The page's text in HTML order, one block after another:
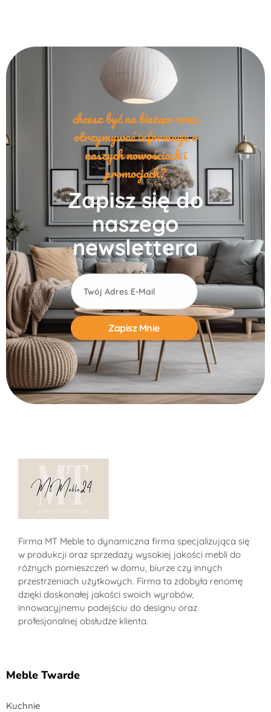
chcesz być na bieżąco oraz
otrzymywać informacje o
naszych nowościach i
promocjach?
Zapisz się do
naszego
newslettera
Alternative:
Firma MT Meble to dynamiczna firma specjalizująca się
w produkcji oraz sprzedaży wysokiej jakości mebli do
różnych pomieszczeń w domu, biurze czy innych
przestrzeniach użytkowych. Firma ta zdobyła renomę
dzięki doskonałej jakości swoich wyrobów,
innowacyjnemu podejściu do designu oraz
profesjonalnej obsłudze klienta.
Meble Twarde
Kuchnie